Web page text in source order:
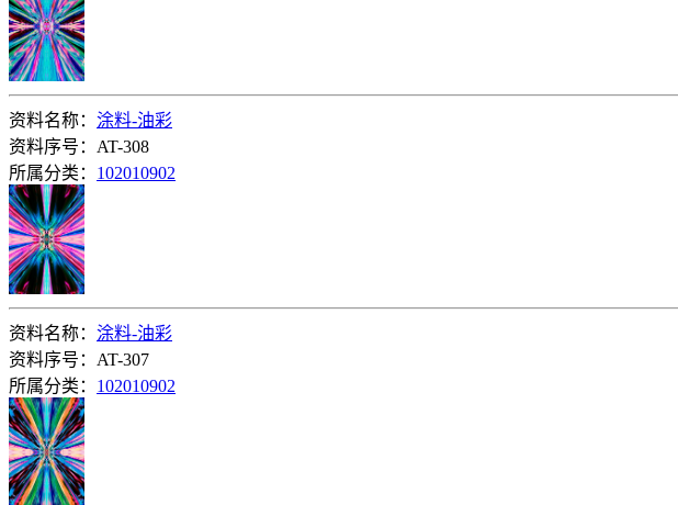
资料名称： 涂料-油彩
资料序号：AT-308
所属分类： 102010902
资料名称： 涂料-油彩
资料序号：AT-307
所属分类： 102010902